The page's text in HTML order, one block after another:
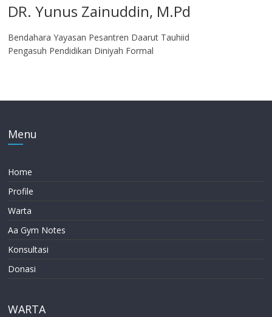
DR. Yunus Zainuddin, M.Pd
Bendahara Yayasan Pesantren Daarut Tauhiid
Pengasuh Pendidikan Diniyah Formal
Menu
Home
Profile
Warta
Aa Gym Notes
Konsultasi
Donasi
WARTA